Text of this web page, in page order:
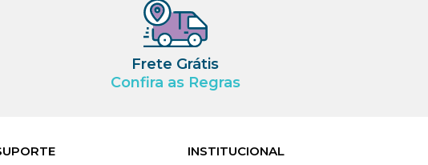
Frete Grátis
Confira as Regras
INSTITUCIONAL